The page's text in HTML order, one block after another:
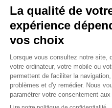
25 idées de vérandas
Un été pour une véranda
Portes Ouvertes Véranda
portes ouvertes véranda
Nous Suivre